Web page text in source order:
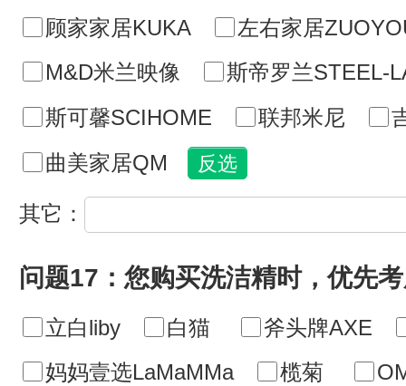
顾家家居KUKA
左右家居
M&D米兰映像
斯帝罗兰STEEL-
斯可馨SCIHOME
联邦米尼
曲美家居QM
其它：
问题17：您购买洗洁精时，优先
立白liby 白猫
斧头牌AXE
妈妈壹选LaMaMMa
榄菊